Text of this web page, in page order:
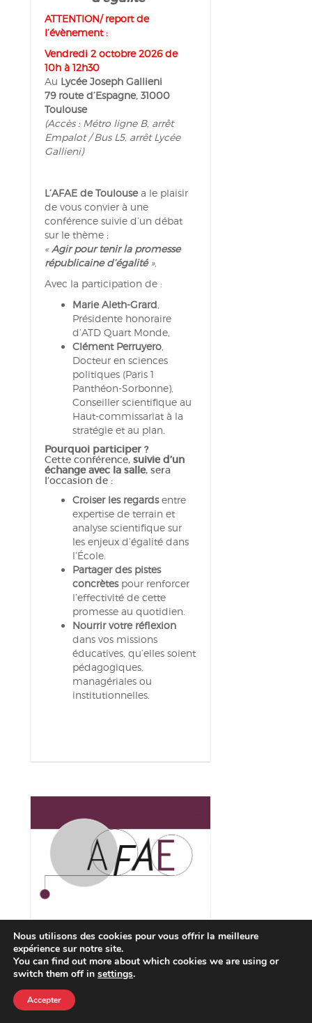
ATTENTION/ report de
l’évènement :
Vendredi 2 octobre 2026 de
10h à 12h30
Au Lycée Joseph Gallieni
79 route d’Espagne, 31000
Toulouse
(Accès : Métro ligne B, arrêt
Empalot / Bus L5, arrêt Lycée
Gallieni)
L’AFAE de Toulousea le plaisir
de vous convier à une
conférence suivie d’un débat
sur le thème :
«Agir pour tenir la promesse
républicaine d’égalité»,
Avec la participation de :
Marie Aleth-Grard
Présidente honoraire
d’ATD Quart Monde,
Clément Perruyero,
Docteur en sciences
politiques (Paris 1
Panthéon-Sorbonne),
Conseiller scientifique au
Haut-commissariat à la
stratégie et au plan.
Pourquoi participer ?
Cette conférence, suivie d’un
échange avec la salle, sera
l’occasion de :
Croiser les regardsentre
expertise de terrain et
analyse scientifique sur
les enjeux d’égalité dans
l’École.
Partager des pistes
concrètespour renforcer
l’effectivité de cette
promesse au quotidien.
Nourrir votre réflexion
dans vos missions
éducatives, qu’elles soient
pédagogiques,
managériales ou
institutionnelles.
Atelier “Libertés et
Responsabilités des
acteurs de l’éducation”
[Académies de
Montpellier et
Toulouse]
Nous utilisons des cookies pour vous offrir la meilleure
expérience sur notre site.
You can find out more about which cookies we are using or
switch them off in settings.
Accepter